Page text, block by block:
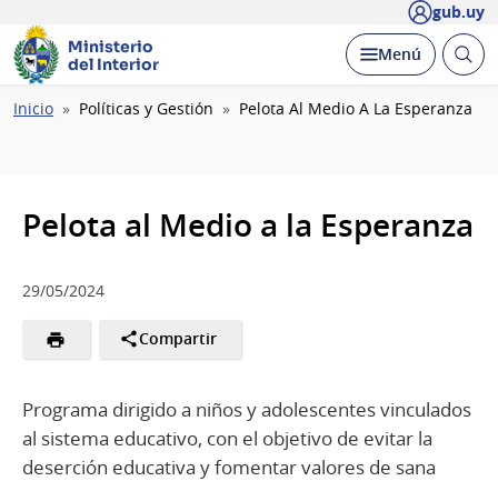
gub.uy
Ministerio
del Interior
Desplegar
Menú Abrir
Ruta
Inicio Políticas y Gestión Pelota Al Medio A La Esperanza
Pelota al Medio a la Esperanza
29/05/2024
Compartir
Programa dirigido a niños y adolescentes vinculados
al sistema educativo, con el objetivo de evitar la
deserción educativa y fomentar valores de sana